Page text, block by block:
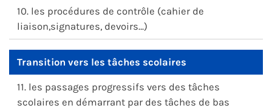
10. les procédures de contrôle (cahier de
liaison,signatures, devoirs…)
Transition vers les tâches scolaires
11. les passages progressifs vers des tâches
scolaires en démarrant par des tâches de bas